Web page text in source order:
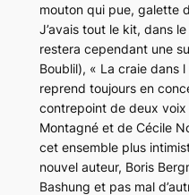
mouton qui pue, galette
J’avais tout le kit, dans
restera cependant une
Boublil), « La craie dans
reprend toujours en
contrepoint de deux
Montagné et de Cécile
cet ensemble plus
nouvel auteur, Boris
Bashung et pas mal